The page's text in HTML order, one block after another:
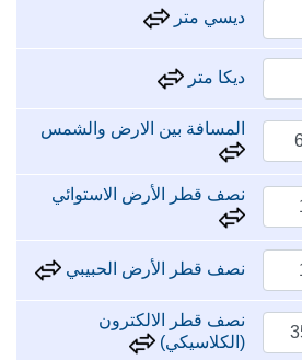
ديسي متر
ديكا متر
المسافة بين الارض والشمس
نصف قطر الأرض الاستوائي
نصف قطر الأرض الحبيبي
نصف قطر الالكترون
(الكلاسيكي)